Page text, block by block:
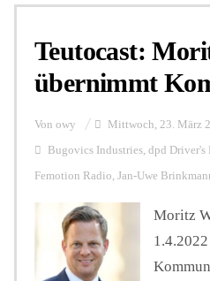
Teutocast:
übernimmt
Von owy Mittwoch, 23. März
Bugovics Industries, dpd Driver's
Femotion Radio, Jan-Uwe
Moritz